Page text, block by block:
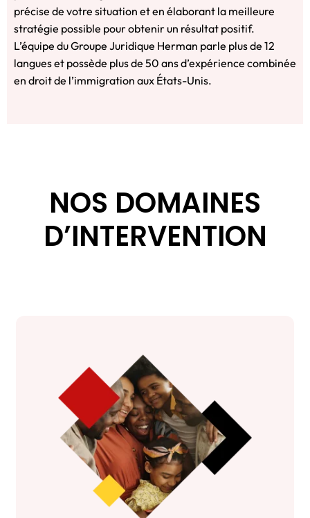
précise de votre situation et en élaborant la meilleure
stratégie possible pour obtenir un résultat positif.
L’équipe du Groupe Juridique Herman parle plus de 12
langues et possède plus de 50 ans d’expérience combinée
en droit de l’immigration aux États-Unis.
NOS DOMAINES
D’INTERVENTION